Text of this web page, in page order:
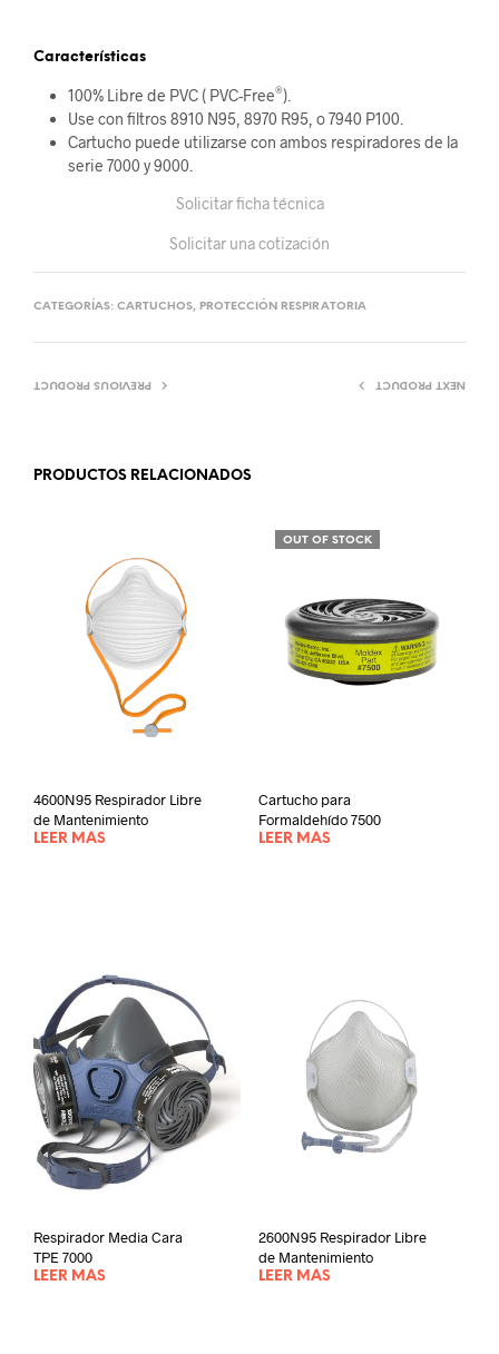
Características
100% Libre de PVC ( PVC-Free®).
Use con filtros 8910 N95, 8970 R95, o 7940 P100.
Cartucho puede utilizarse con ambos respiradores de la
serie 7000 y 9000.
Solicitar ficha técnica
Solicitar una cotización
CATEGORÍAS: CARTUCHOS, PROTECCIÓN RESPIRATORIA
PREVIOUS PRODUCT NEXT PRODUCT
PRODUCTOS RELACIONADOS
4600N95 Respirador Libre
de Mantenimiento
LEER MÁS
OUT OF STOCK
Cartucho para
Formaldehído 7500
LEER MÁS
Respirador Media Cara
TPE 7000
LEER MÁS
2600N95 Respirador Libre
de Mantenimiento
LEER MÁS